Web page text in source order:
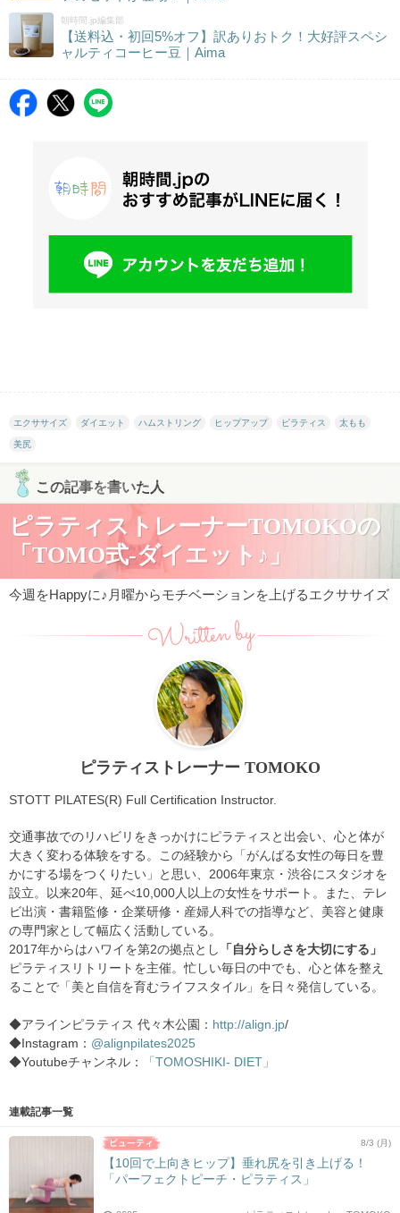
朝時間.jp編集部
【送料込・初回5%オフ】訳ありおトク！大好評スペシ
ャルティコーヒー豆｜Aima
エクササイズ ダイエット ハムストリング ヒップアップ ピラティス 太もも
美尻
この記事を書いた人
ピラティストレーナーTOMOKOの
「TOMO式-ダイエット♪」
今週をHappyに♪月曜からモチベーションを上げるエクササイズ
Written by
ピラティストレーナー TOMOKO
STOTT PILATES(R) Full Certification Instructor.
交通事故でのリハビリをきっかけにピラティスと出会い、心と体が
大きく変わる体験をする。この経験から「がんばる女性の毎日を豊
かにする場をつくりたい」と思い、2006年東京・渋谷にスタジオを
設立。以来20年、延べ10,000人以上の女性をサポート。また、テレ
ビ出演・書籍監修・企業研修・産婦人科での指導など、美容と健康
の専門家として幅広く活動している。
2017年からはハワイを第2の拠点とし
「自分らしさを大切にする」
ピラティスリトリートを主催。忙しい毎日の中でも、心と体を整え
ることで「美と自信を育むライフスタイル」を日々発信している。
◆アラインピラティス 代々木公園： http://align.jp/
◆Instagram： @alignpilates2025
◆Youtubeチャンネル：
「TOMOSHIKI- DIET」
連載記事一覧
8/3 (月)
【10回で上向きヒップ】垂れ尻を引き上げる！
「パーフェクトピーチ・ピラティス」